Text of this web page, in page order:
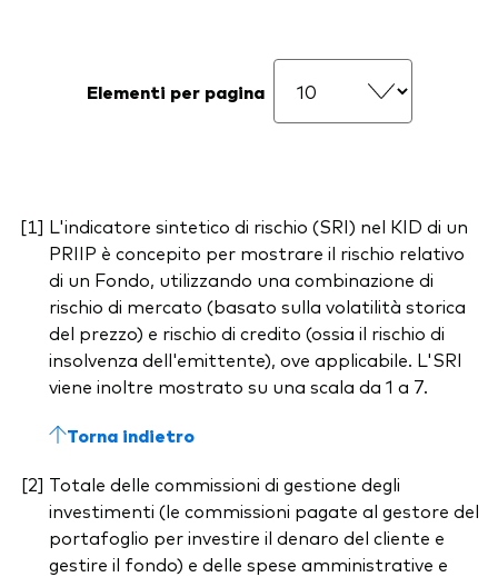
Elementi per pagina
L'indicatore sintetico di rischio (SRI) nel KID di un
PRIIP è concepito per mostrare il rischio relativo
di un Fondo, utilizzando una combinazione di
rischio di mercato (basato sulla volatilità storica
del prezzo) e rischio di credito (ossia il rischio di
insolvenza dell'emittente), ove applicabile. L'SRI
viene inoltre mostrato su una scala da 1 a 7.
Torna indietro
Totale delle commissioni di gestione degli
investimenti (le commissioni pagate al gestore del
portafoglio per investire il denaro del cliente e
gestire il fondo) e delle spese amministrative e